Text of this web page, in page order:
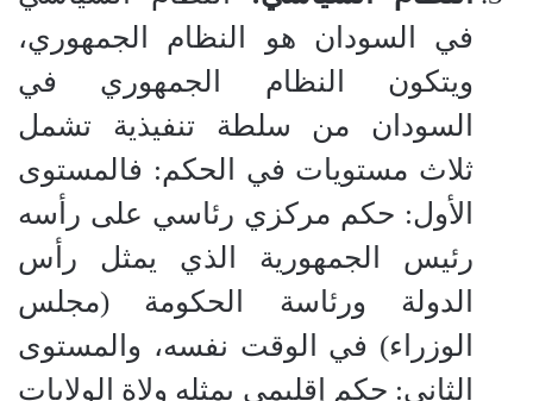
في السودان هو النظام الجمهوري،
ويتكون النظام الجمهوري في
السودان من سلطة تنفيذية تشمل
ثلاث مستويات في الحكم: فالمستوى
الأول: حكم مركزي رئاسي على رأسه
رئيس الجمهورية الذي يمثل رأس
الدولة ورئاسة الحكومة (مجلس
الوزراء) في الوقت نفسه، والمستوى
الثاني: حكم إقليمي يمثله ولاة الولايات